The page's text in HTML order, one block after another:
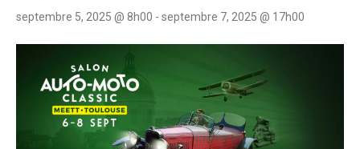
septembre 5, 2025 @ 8h00 - septembre 7, 2025 @ 17h00